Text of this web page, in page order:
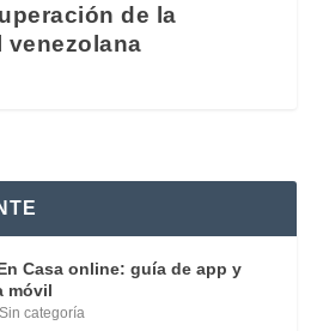
de la
Casa online: guía de app y
móvil
Sin categoría